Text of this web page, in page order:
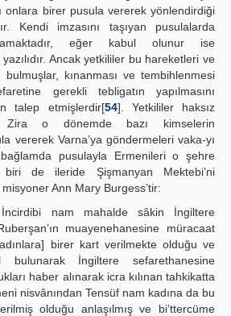
onlara birer pusula vererek yönlendirdiği
Kendi imzasını taşıyan pusulalarda
eğer kabul olunur ise
Ancak yetkililer bu hareketleri ve
bulmuşlar, kınanması ve tembihlenmesi
gerekli tebligatın yapılmasını
talep etmişlerdir[54]. Yetkililer haksız
Zira o dönemde bazı kimselerin
vererek Varna’ya göndermeleri vaka-yı
pusulayla Ermenileri o şehre
biri de ileride Şişmanyan Mektebi’ni
Ann Mary Burgess’tir:
İncirdibi nam mahalde sâkin İngiltere
muayenehanesine müracaat
birer kart verilmekte olduğu ve
bulunarak İngiltere sefarethanesine
haber alınarak icra kılınan tahkikatta
nisvânından Tensüf nam kadına da bu
olduğu anlaşılmış ve bi’ttercüme